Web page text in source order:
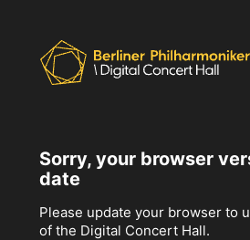
Sorry, your browser
date
Please update your browser to
of the Digital Concert Hall.